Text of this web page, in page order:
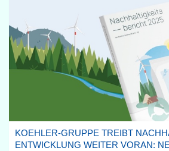
KOEHLER-GRUPPE TREIBT
ENTWICKLUNG WEITER VORAN: